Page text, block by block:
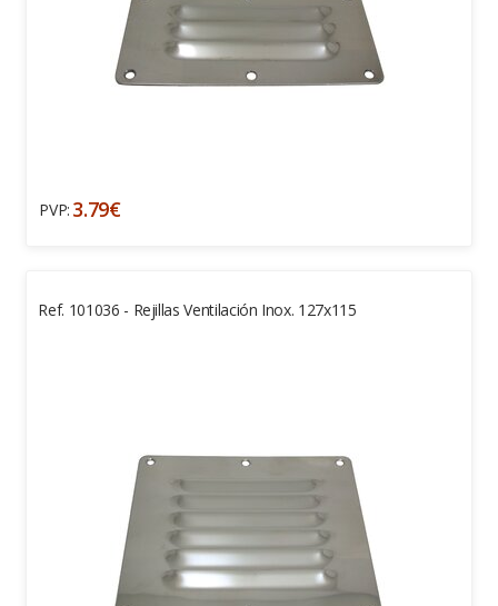
PVP: 3.79€
Ref. 101036 - Rejillas Ventilación Inox. 127x115